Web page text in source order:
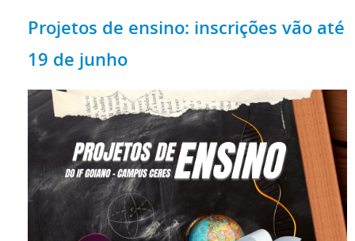
Projetos de ensino: inscrições vão até
19 de junho